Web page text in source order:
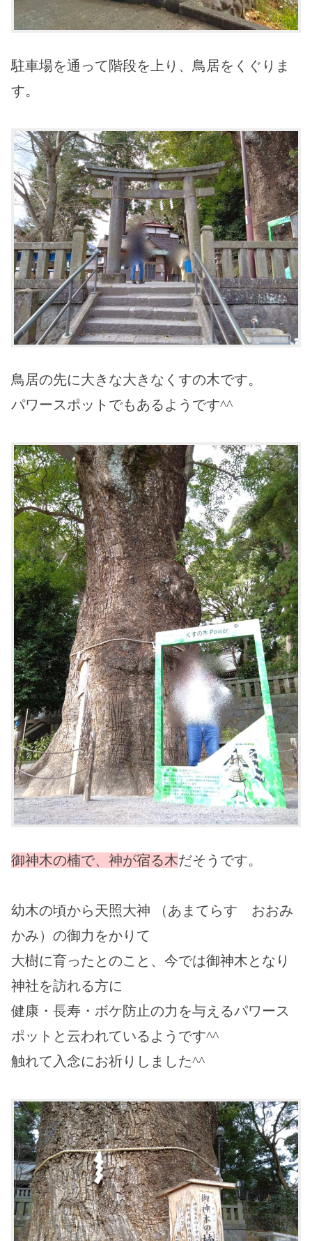
駐車場を通って階段を上り、鳥居をくぐりま
す。
鳥居の先に大きな大きなくすの木です。
パワースポットでもあるようです^^
御神木の楠で、神が宿る木だそうです。
幼木の頃から天照大神 （あまてらす おおみ
かみ）の御力をかりて
大樹に育ったとのこと、今では御神木となり
神社を訪れる方に
健康・長寿・ボケ防止の力を与えるパワース
ポットと云われているようです^^
触れて入念にお祈りしました^^